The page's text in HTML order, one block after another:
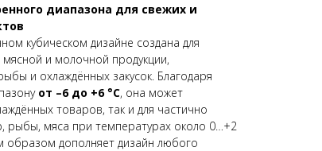
диапазона для свежих и
кубическом дизайне создана для
и молочной продукции,
и охлаждённых закусок. Благодаря
от –6 до +6 °C, она может
товаров, так и для частично
рыбы, мяса при температурах около 0…+2
образом дополняет дизайн любого